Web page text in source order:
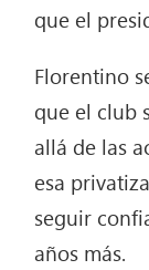
que el
Florentino
que el club
allá de las
esa
seguir
años más.